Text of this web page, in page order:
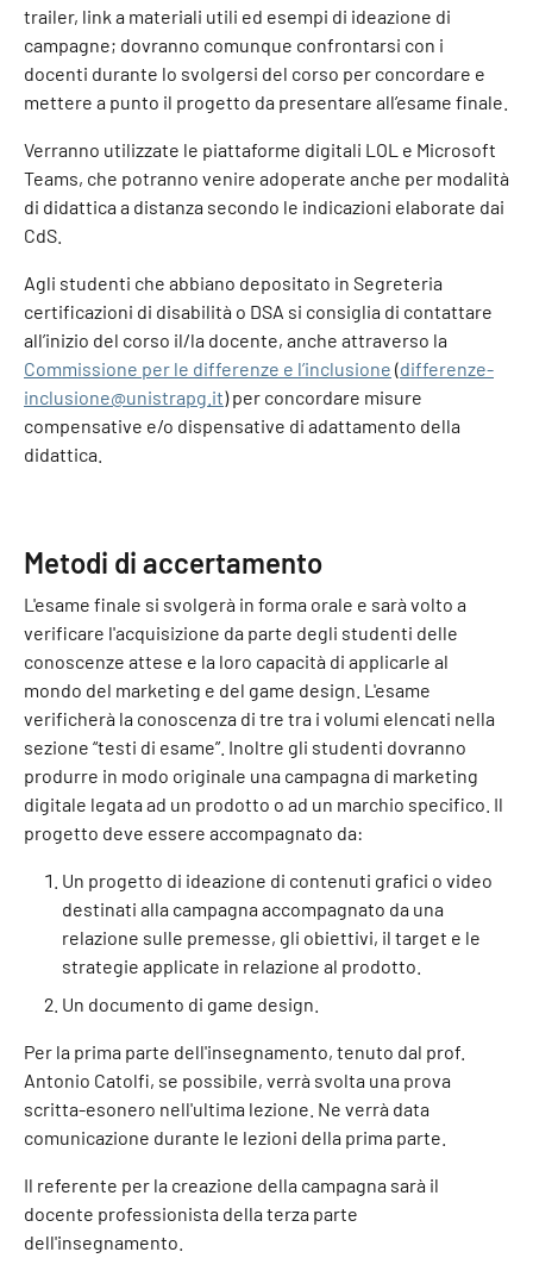
trailer, link a materiali utili ed esempi di ideazione di
campagne; dovranno comunque confrontarsi con i
docenti durante lo svolgersi del corso per concordare e
mettere a punto il progetto da presentare all’esame finale.
Verranno utilizzate le piattaforme digitali LOL e Microsoft
Teams, che potranno venire adoperate anche per modalità
di didattica a distanza secondo le indicazioni elaborate dai
CdS.
Agli studenti che abbiano depositato in Segreteria
certificazioni di disabilità o DSA si consiglia di contattare
all’inizio del corso il/la docente, anche attraverso la
Commissione per le differenze e l’inclusione (differenze-
inclusione@unistrapg.it) per concordare misure
compensative e/o dispensative di adattamento della
didattica.
Metodi di accertamento
L'esame finale si svolgerà in forma orale e sarà volto a
verificare l'acquisizione da parte degli studenti delle
conoscenze attese e la loro capacità di applicarle al
mondo del marketing e del game design. L'esame
verificherà la conoscenza di tre tra i volumi elencati nella
sezione “testi di esame”. Inoltre gli studenti dovranno
produrre in modo originale una campagna di marketing
digitale legata ad un prodotto o ad un marchio specifico. Il
progetto deve essere accompagnato da:
Un progetto di ideazione di contenuti grafici o video
destinati alla campagna accompagnato da una
relazione sulle premesse, gli obiettivi, il target e le
strategie applicate in relazione al prodotto.
Un documento di game design.
Per la prima parte dell'insegnamento, tenuto dal prof.
Antonio Catolfi, se possibile, verrà svolta una prova
scritta-esonero nell'ultima lezione. Ne verrà data
comunicazione durante le lezioni della prima parte.
Il referente per la creazione della campagna sarà il
docente professionista della terza parte
dell'insegnamento.